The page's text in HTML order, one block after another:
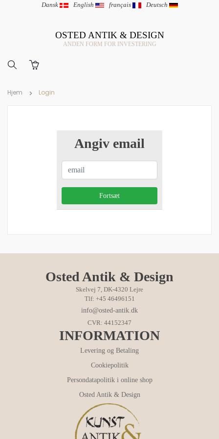
Dansk | English | français | Deutsch
OSTED ANTIK & DESIGN
ANDEN FORM FOR INVESTERING
Hjem Login
Angiv email
Osted Antik & Design
Skelvej 7, DK-4320 Lejre
Tlf: +45 46496151
info@osted-antik.dk
CVR: 44152347
INFORMATION
Levering og Betaling
Cookiepolitik
Persondatapolitik i online shop
Osted Antik & Design